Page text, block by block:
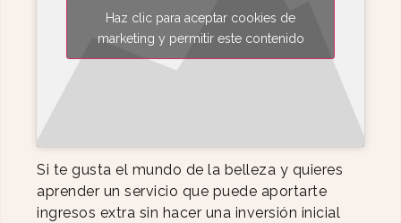
Haz clic para aceptar cookies de
marketing y permitir este contenido
Si te gusta el mundo de la belleza y quieres
aprender un servicio que puede aportarte
ingresos extra sin hacer una inversión inicial